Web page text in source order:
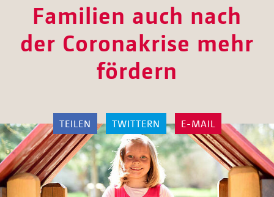
Familien auch nach
der Coronakrise mehr
fördern
TEILEN TWITTERN E-MAIL